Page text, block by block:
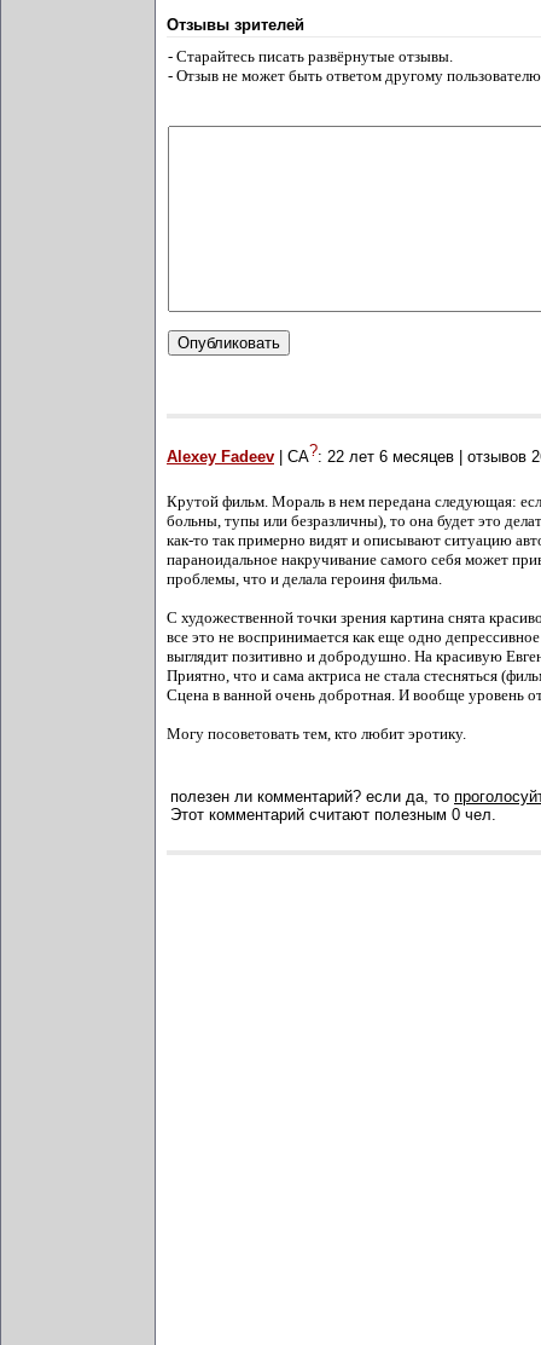
Отзывы зрителей
- Старайтесь писать развёрнутые отзывы.
- Отзыв не может быть ответом другому
Alexey Fadeev | СА?: 22 лет 6 месяцев | отзывов
Крутой фильм. Мораль в нем передана следующая:
больны, тупы или безразличны), то она будет это
как-то так примерно видят и описывают ситуацию
параноидальное накручивание самого себя может
проблемы, что и делала героиня фильма.
С художественной точки зрения картина снята
все это не воспринимается как еще одно
выглядит позитивно и добродушно. На красивую
Приятно, что и сама актриса не стала стесняться
Сцена в ванной очень добротная. И вообще уровень
Могу посоветовать тем, кто любит эротику.
полезен ли комментарий? если да, то
Этот комментарий считают полезным 0 чел.